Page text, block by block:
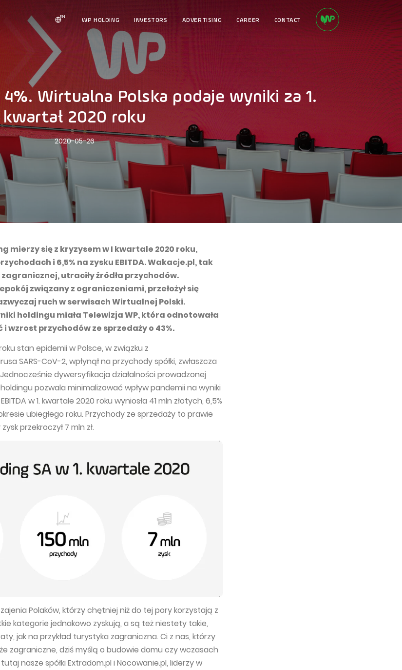
WP HOLDING INVESTORS ADVERTISING CAREER CONTACT
EN
Wirtualna Polska podaje wyniki za 1.
kwartał 2020 roku
2020-05-26
mierzy się z kryzysem w I kwartale 2020 roku,
i 6,5% na zysku EBITDA. Wakacje.pl, tak
utraciły źródła przychodów.
związany z ograniczeniami, przełożył się
ruch w serwisach Wirtualnej Polski.
holdingu miała Telewizja WP, która odnotowała
wzrost przychodów ze sprzedaży o 43%.
stan epidemii w Polsce, w związku z
SARS-CoV-2, wpłynął na przychody spółki, zwłaszcza
dywersyfikacja działalności prowadzonej
pozwala minimalizować wpływ pandemii na wyniki
w 1. kwartale 2020 roku wyniosła 41 mln złotych, 6,5%
ubiegłego roku. Przychody ze sprzedaży to prawie
przekroczył 7 mln zł.
Polaków, którzy chętniej niż do tej pory korzystają z
kategorie jednakowo zyskują, a są też niestety takie,
jak na przykład turystyka zagraniczna. Ci z nas, którzy
zagraniczne, dziś myślą o budowie domu czy wczasach
nasze spółki Extradom.pl i Nocowanie.pl, liderzy w